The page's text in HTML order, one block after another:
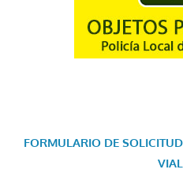
FORMULARIO DE